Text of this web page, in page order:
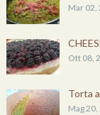
Mar 02,
Ott 08,
Torta
Mag